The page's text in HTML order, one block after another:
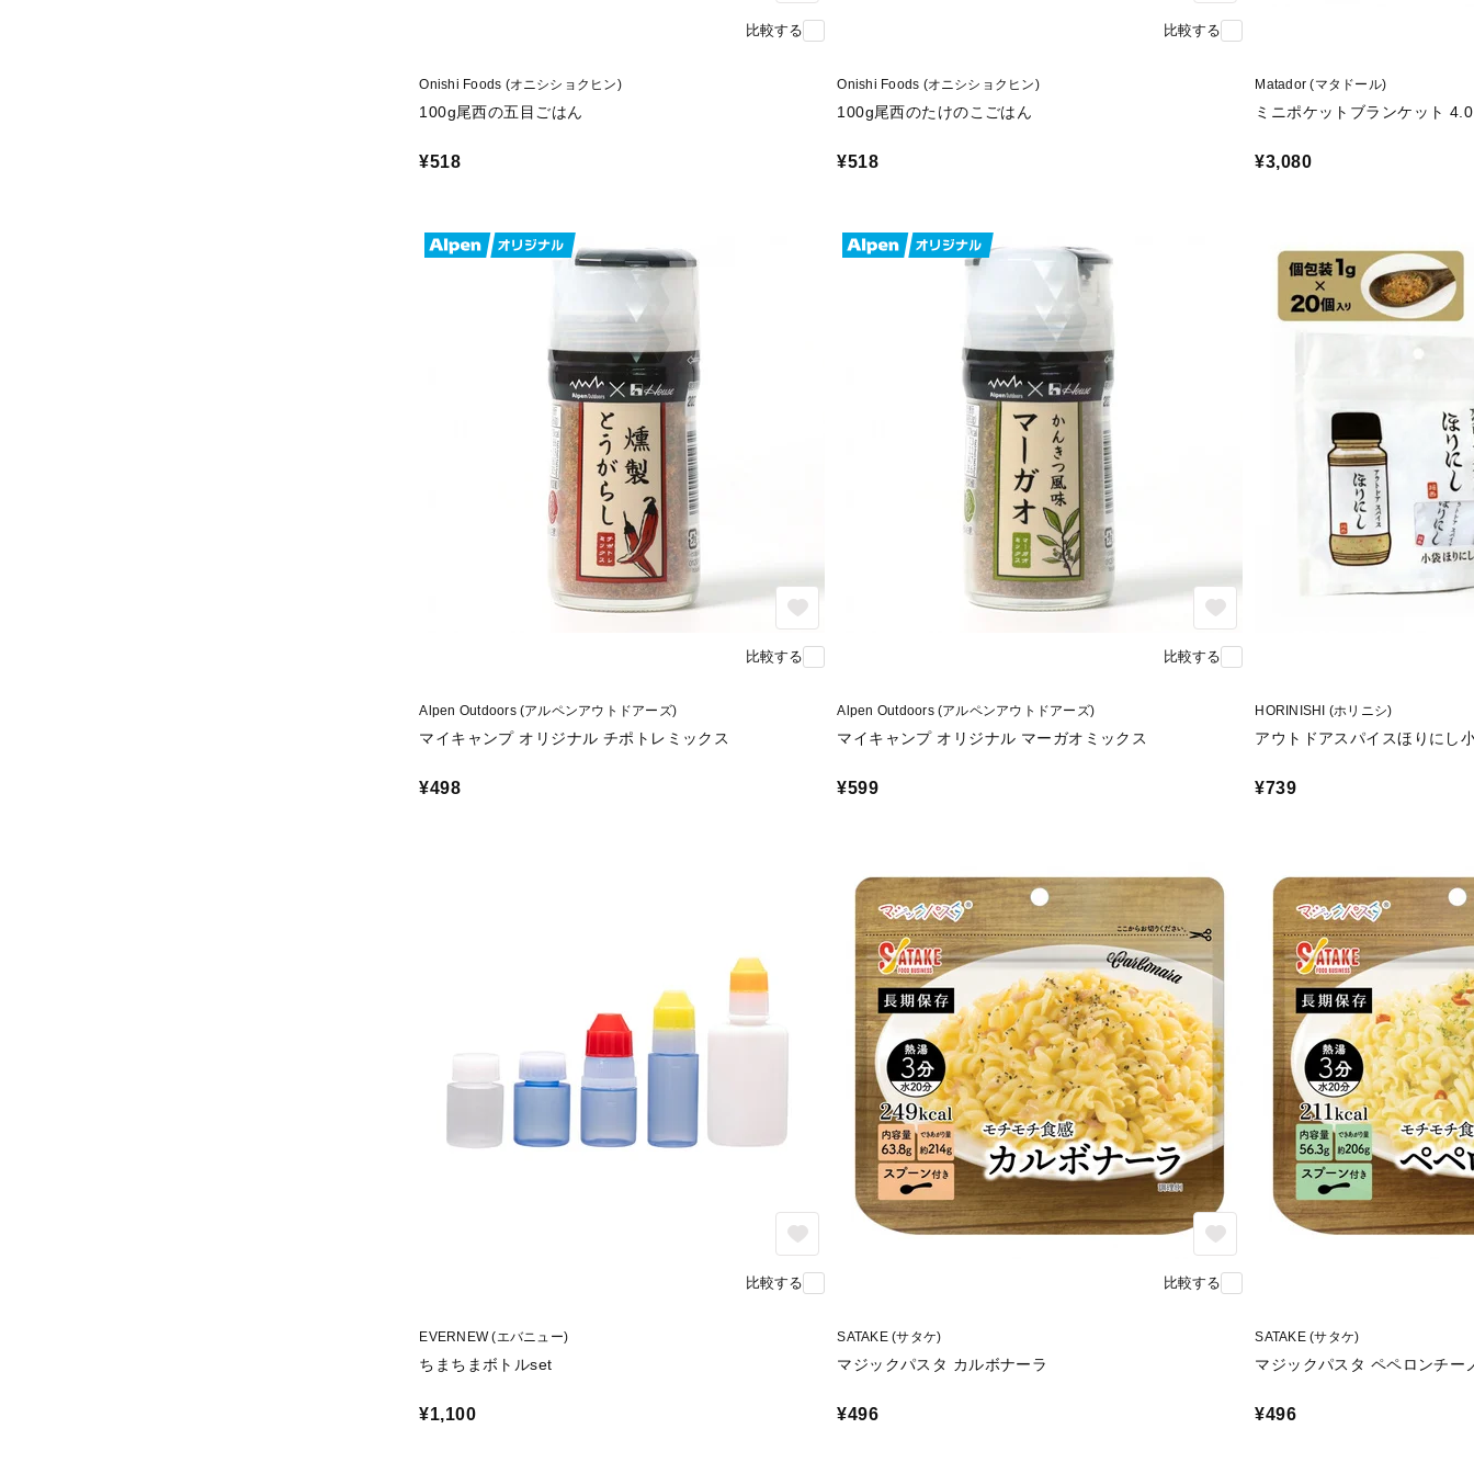
比較する
Onishi Foods (オニシショクヒン)
100g尾西の五目ごはん
¥518
比較する
Onishi Foods (オニシショクヒン)
100g尾西のたけのこごはん
¥518
Matador (マタドール)
ミニポケットブランケット
¥3,080
比較する
Alpen Outdoors (アルペンアウトドアーズ)
マイキャンプ オリジナル チポトレミックス
¥498
比較する
Alpen Outdoors (アルペンアウトドアーズ)
マイキャンプ オリジナル マーガオミックス
¥599
HORINISHI (ホリニシ)
アウトドアスパイスほりにし
¥739
比較する
EVERNEW (エバニュー)
ちまちまボトルset
¥1,100
比較する
SATAKE (サタケ)
マジックパスタ カルボナーラ
¥496
SATAKE (サタケ)
マジックパスタ ペペロンチー
¥496